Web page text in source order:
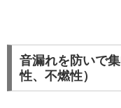
音漏れを防いで
性、不燃性）